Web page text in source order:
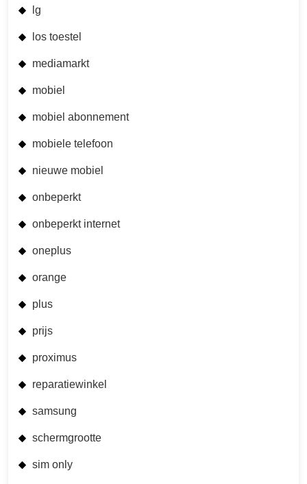
lg
los toestel
mediamarkt
mobiel
mobiel abonnement
mobiele telefoon
nieuwe mobiel
onbeperkt
onbeperkt internet
oneplus
orange
plus
prijs
proximus
reparatiewinkel
samsung
schermgrootte
sim only